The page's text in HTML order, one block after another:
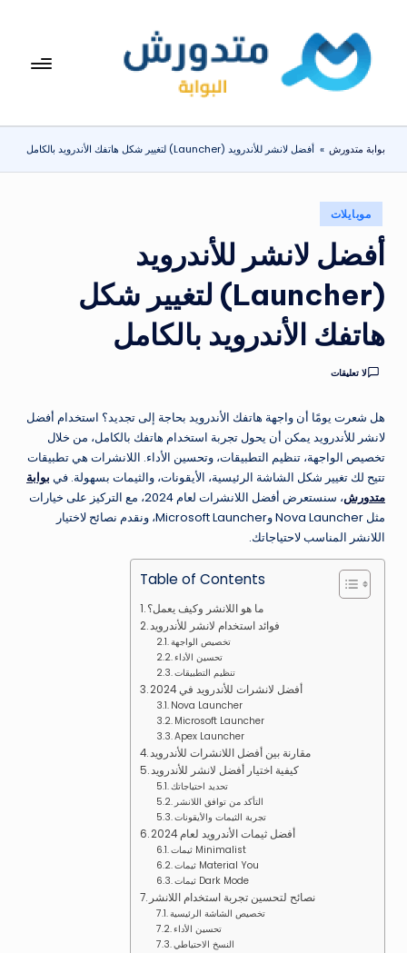
المحتوىبوا
مت
دو
ر
ش
تعرف
المنزلية
يومياً
بوابة متدورش » أفضل لانشر للأندرويد (Launcher) لتغيير شكل هاتفك الأندرويد بالكامل
في
موبايلات
أفضل لانشر للأندرويد
(Launcher) لتغيير شكل
هاتفك الأندرويد بالكامل
لا تعليقات
هل شعرت يومًا أن واجهة هاتفك الأندرويد بحاجة إلى تجديد؟ استخدام أفضل
لانشر للأندرويد يمكن أن يحول تجربة استخدام هاتفك بالكامل، من خلال
تخصيص الواجهة، تنظيم التطبيقات، وتحسين الأداء. اللانشرات هي تطبيقات
تتيح لك تغيير شكل الشاشة الرئيسية، الأيقونات، والثيمات بسهولة. في بوابة
متدورش
، سنستعرض أفضل اللانشرات لعام 2024، مع التركيز على خيارات
مثل Nova Launcher وMicrosoft Launcher، ونقدم نصائح لاختيار
اللانشر المناسب لاحتياجاتك.
Table of Contents
ما هو اللانشر وكيف يعمل؟
فوائد استخدام لانشر للأندرويد
تخصيص الواجهة
تحسين الأداء
تنظيم التطبيقات
أفضل لانشرات للأندرويد في 2024
Nova Launcher
Microsoft Launcher
Apex Launcher
مقارنة بين أفضل اللانشرات للأندرويد
كيفية اختيار أفضل لانشر للأندرويد
تحديد احتياجاتك
التأكد من توافق اللانشر
تجربة الثيمات والأيقونات
أفضل ثيمات الأندرويد لعام 2024
ثيمات Minimalist
ثيمات Material You
ثيمات Dark Mode
نصائح لتحسين تجربة استخدام اللانشر
تخصيص الشاشة الرئيسية
تحسين الأداء
النسخ الاحتياطي